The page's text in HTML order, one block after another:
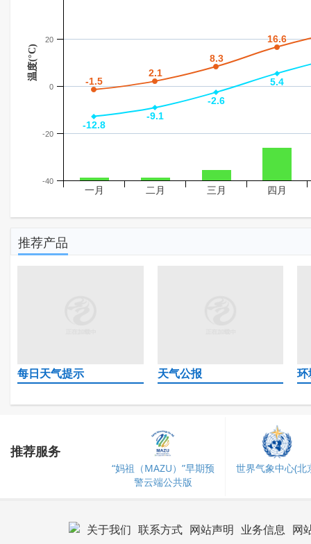
温度(°C) -1.5
-1.5
2.1
2.1
8.3
8.3
16.6
16.6
-12.8
-12.8
-9.1
-9.1
-2.6
-2.6
5.4
5.4
一月 二月 三月 四月
-40
-20
0
20
推荐产品
每日天气提示 天气公报
推荐服务
“妈祖（MAZU）”早期预
警云端公共版
世界气象中心(北
关于我们 联系方式 网站声明 业务信息 网